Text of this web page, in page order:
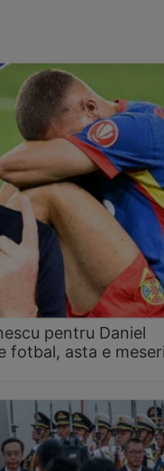
pentru Daniel
fotbal, asta e